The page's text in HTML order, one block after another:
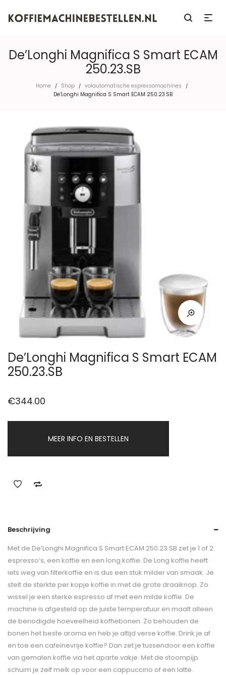
De’Longhi Magnifica S Smart ECAM
250.23.SB
Home / Shop / volautomatische espressomachines /
De’Longhi Magnifica S Smart ECAM 250.23.SB
De’Longhi Magnifica S Smart ECAM
250.23.SB
€344.00
MEER INFO EN BESTELLEN
Beschrijving
Met de De’Longhi Magnifica S Smart ECAM 250.23.SB zet je 1 of 2
espresso’s, een koffie en een long koffie. De Long koffie heeft
iets weg van filterkoffie en is dus een stuk milder van smaak. Je
stelt de sterkte per kopje koffie in met de grote draaiknop. Zo
wissel je een sterke espresso af met een milde koffie. De
machine is afgesteld op de juiste temperatuur en maalt alleen
de benodigde hoeveelheid koffiebonen. Zo behouden de
bonen het beste aroma en heb je altijd verse koffie. Drink je af
en toe een cafeïnevrije koffie? Dan zet je tussendoor een koffie
van gemalen koffie via het aparte vakje. Met de stoompijp
schuim je zelf melk op voor een cappuccino of een latte.